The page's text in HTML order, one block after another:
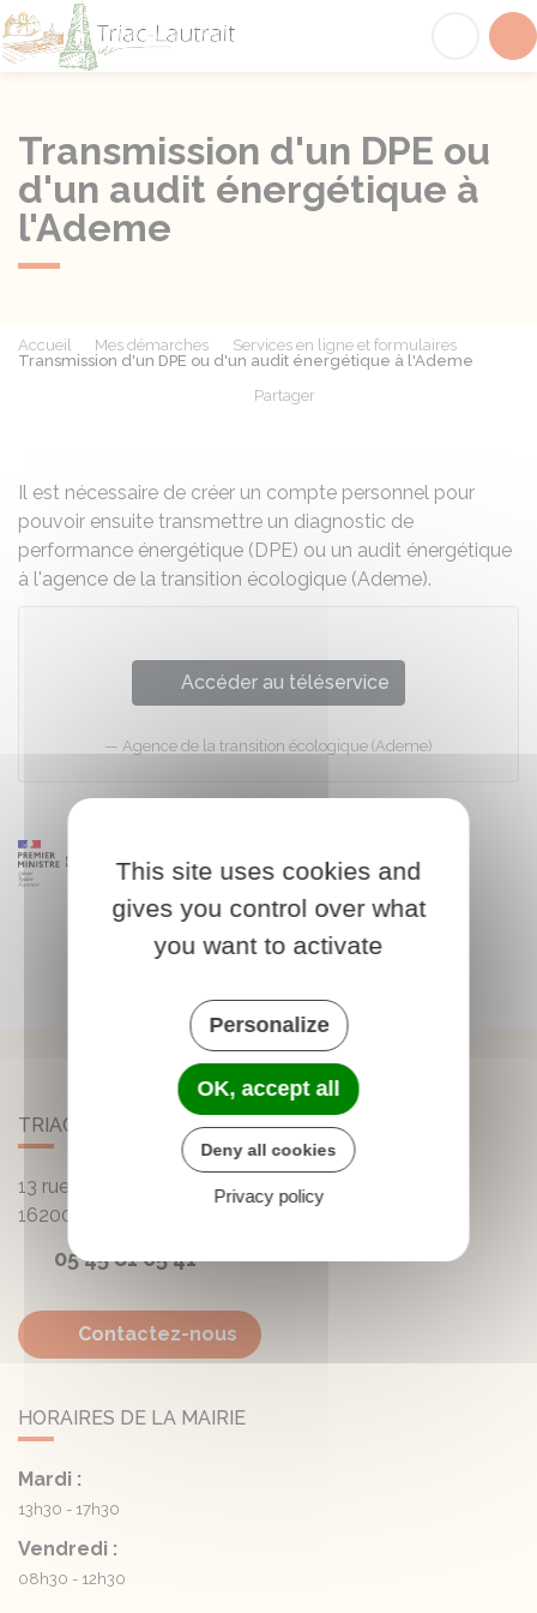
Transmission d'un DPE ou
d'un audit énergétique à
l'Ademe
Accueil Mes démarches
Services en ligne et formulaires
Transmission d'un DPE ou d'un audit énergétique à l'Ademe
Partager
Il est nécessaire de créer un compte personnel pour
pouvoir ensuite transmettre un diagnostic de
performance énergétique (DPE) ou un audit énergétique
à l'agence de la transition écologique (Ademe).
Accéder au téléservice
Agence de la transition écologique (Ademe)
TRIAC-LAUTRAIT
13 rue de la Mairie - Lautrait
16200
05 45 81 05 41
Contactez-nous
HORAIRES DE LA MAIRIE
Mardi :
13h30 - 17h30
Vendredi :
08h30 - 12h30
This site uses cookies and
gives you control over what
you want to activate
Personalize
OK, accept all
Deny all cookies
Privacy policy